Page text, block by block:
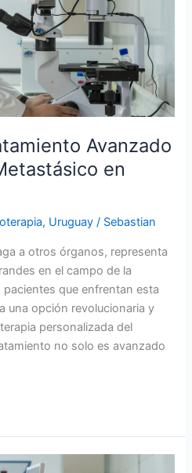
Avanzado
en
, Uruguay / Sebastian
a otros órganos, representa
en el campo de la
que enfrentan esta
una opción revolucionaria y
personalizada del
no solo es avanzado